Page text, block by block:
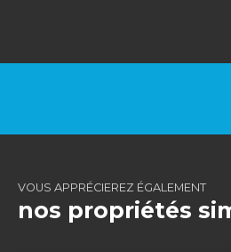
VOUS APPRÉCIEREZ ÉGALEMENT
nos propriétés